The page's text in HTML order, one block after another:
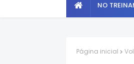
NO
Página inicial